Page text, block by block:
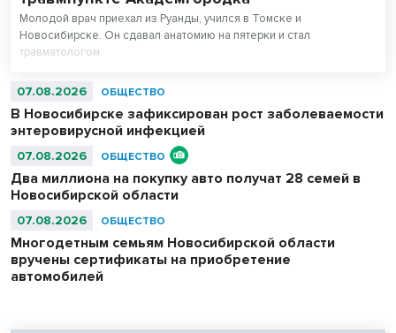
Молодой врач приехал из Руанды, учился в Томске и
Новосибирске. Он сдавал анатомию на пятерки и стал
травматологом.
07.08.2026 ОБЩЕСТВО
В Новосибирске зафиксирован рост заболеваемости
энтеровирусной инфекцией
07.08.2026 ОБЩЕСТВО
Два миллиона на покупку авто получат 28 семей в
Новосибирской области
07.08.2026 ОБЩЕСТВО
Многодетным семьям Новосибирской области
вручены сертификаты на приобретение
автомобилей